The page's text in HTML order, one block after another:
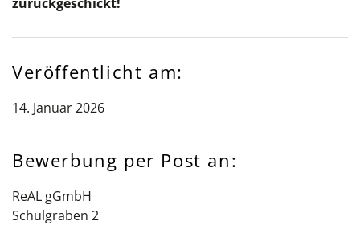
Veröffentlicht am:
14. Januar 2026
Bewerbung per Post an:
ReAL gGmbH
Schulgraben 2